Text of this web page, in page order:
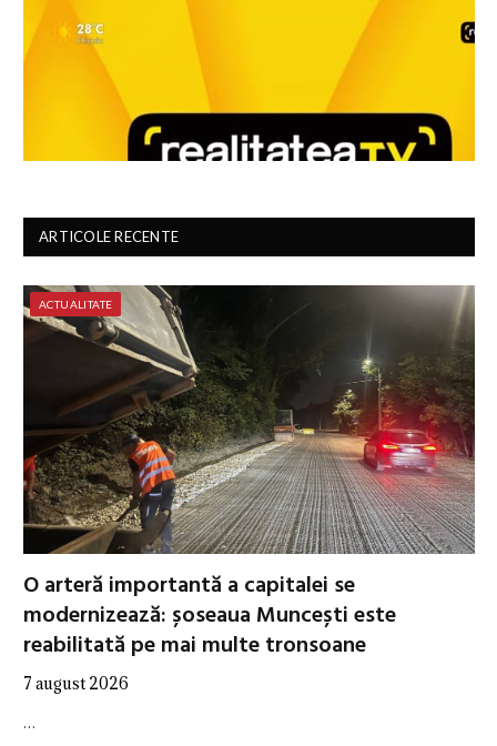
ARTICOLE RECENTE
ACTUALITATE
O arteră importantă a capitalei se
modernizează: șoseaua Muncești este
reabilitată pe mai multe tronsoane
7 august 2026
…